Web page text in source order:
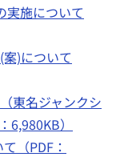
実施について
)について
東名ジャンクシ
6,980KB）
（PDF：